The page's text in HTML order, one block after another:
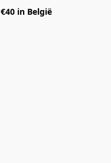
€40 in België